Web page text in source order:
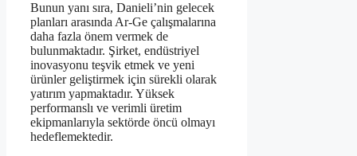
Bunun yanı sıra, Danieli’nin gelecek
planları arasında Ar-Ge çalışmalarına
daha fazla önem vermek de
bulunmaktadır. Şirket, endüstriyel
inovasyonu teşvik etmek ve yeni
ürünler geliştirmek için sürekli olarak
yatırım yapmaktadır. Yüksek
performanslı ve verimli üretim
ekipmanlarıyla sektörde öncü olmayı
hedeflemektedir.